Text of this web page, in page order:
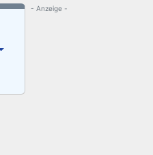
- Anzeige -